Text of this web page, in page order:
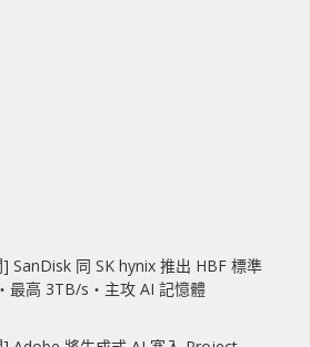
] SanDisk 同 SK hynix 推出 HBF 標準
最高 3TB/s‧主攻 AI 記憶體